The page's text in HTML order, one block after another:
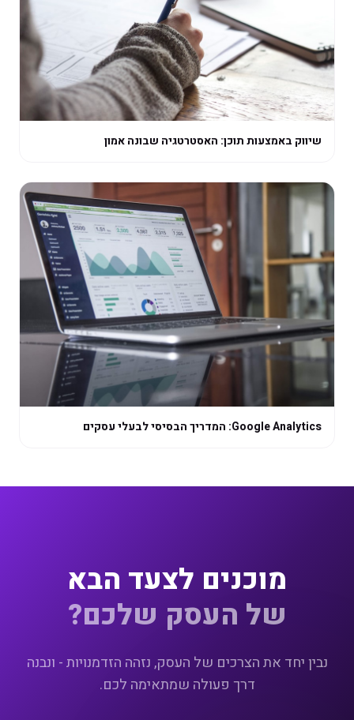
שיווק באמצעות תוכן: האסטרטגיה שבונה אמון
Google Analytics: המדריך הבסיסי לבעלי עסקים
מוכנים לצעד הבא
של העסק שלכם?
נבין יחד את הצרכים של העסק, נזהה הזדמנויות - ונבנה
דרך פעולה שמתאימה לכם.